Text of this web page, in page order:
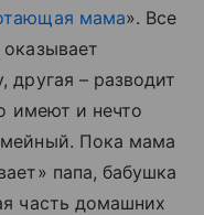
мама». Все
другая – разводит
имеют и нечто
Пока мама
папа, бабушка
часть домашних